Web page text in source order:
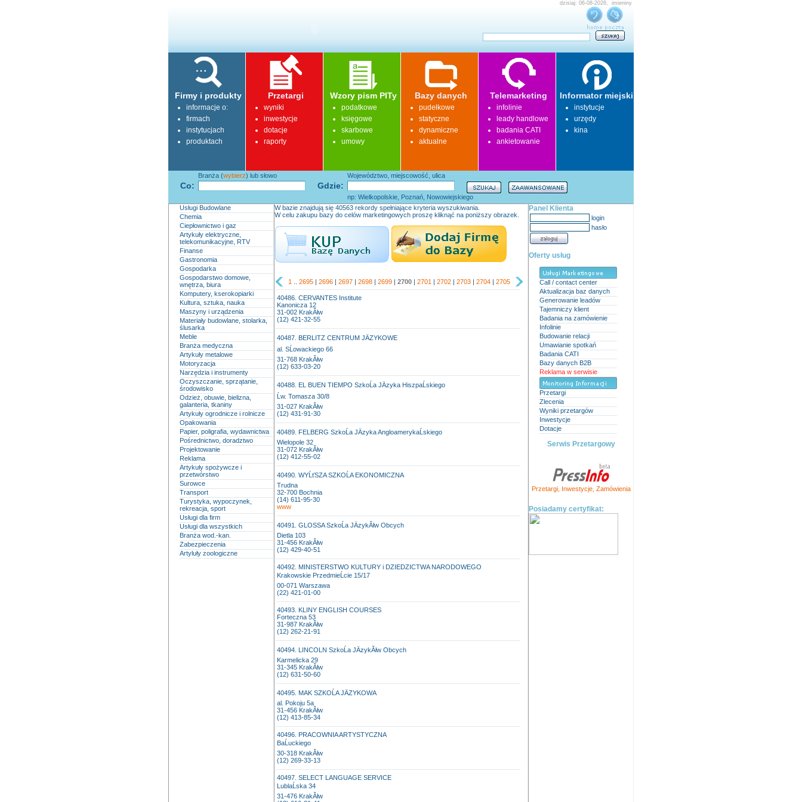
dzisiaj: 06-08-2026, imieniny
Firmy i produkty
informacje o:
firmach
instytucjach
produktach
Przetargi
wyniki
inwestycje
dotacje
raporty
Wzory pism PITy
podatkowe
księgowe
skarbowe
umowy
Bazy danych
pudełkowe
statyczne
dynamiczne
aktualne
Telemarketing
infolinie
leady handlowe
badania CATI
ankietowanie
Informator miejski
instytucje
urzędy
kina
Co: Gdzie:
Branża (wybierz) lub słowo Województwo, miejscowość, ulica
np: Wielkopolskie, Poznań, Nowowiejskiego
Usługi Budowlane
Chemia
Ciepłownictwo i gaz
Artykuły elektryczne,
telekomunikacyjne, RTV
Finanse
Gastronomia
Gospodarka
Gospodarstwo domowe,
wnętrza, biura
Komputery, kserokopiarki
Kultura, sztuka, nauka
Maszyny i urządzenia
Materiały budowlane, stolarka,
ślusarka
Meble
Branża medyczna
Artykuły metalowe
Motoryzacja
Narzędzia i instrumenty
Oczyszczanie, sprzątanie,
środowisko
Odzież, obuwie, bielizna,
galanteria, tkaniny
Artykuły ogrodnicze i rolnicze
Opakowania
Papier, poligrafia, wydawnictwa
Pośrednictwo, doradztwo
Projektowanie
Reklama
Artykuły spożywcze i
przetwórstwo
Surowce
Transport
Turystyka, wypoczynek,
rekreacja, sport
Usługi dla firm
Usługi dla wszystkich
Branża wod.-kan.
Zabezpieczenia
Artyluły zoologiczne
W bazie znajdują się 40563 rekordy spełniające kryteria wyszukiwania.
W celu zakupu bazy do celów marketingowych proszę kliknąć na poniższy obrazek.
1 2695 | 2696 | 2697 | 2698 | 2699 | 2700 | 2701 | 2702 | 2703 | 2704 | 2705
40486. CERVANTES Institute
Kanonicza 12
31-002 KrakĂłw
(12) 421-32-55
40487. BERLITZ CENTRUM JÄZYKOWE
al. SĹowackiego 66
31-768 KrakĂłw
(12) 633-03-20
40488. EL BUEN TIEMPO SzkoĹa JÄzyka HiszpaĹskiego
Ĺw. Tomasza 30/8
31-027 KrakĂłw
(12) 431-91-30
40489. FELBERG SzkoĹa JÄzyka AngloamerykaĹskiego
Wielopole 32
31-072 KrakĂłw
(12) 412-55-02
40490. WYĹťSZA SZKOĹA EKONOMICZNA
Trudna
32-700 Bochnia
(14) 611-95-30
www
40491. GLOSSA SzkoĹa JÄzykĂłw Obcych
Dietla 103
31-456 KrakĂłw
(12) 429-40-51
40492. MINISTERSTWO KULTURY i DZIEDZICTWA NARODOWEGO
Krakowskie PrzedmieĹcie 15/17
00-071 Warszawa
(22) 421-01-00
40493. KLINY ENGLISH COURSES
Forteczna 53
31-987 KrakĂłw
(12) 262-21-91
40494. LINCOLN SzkoĹa JÄzykĂłw Obcych
Karmelicka 29
31-345 KrakĂłw
(12) 631-50-60
40495. MAK SZKOĹA JÄZYKOWA
al. Pokoju 5a
31-456 KrakĂłw
(12) 413-85-34
40496. PRACOWNIA ARTYSTYCZNA
BaĹuckiego
30-318 KrakĂłw
(12) 269-33-13
40497. SELECT LANGUAGE SERVICE
LublaĹska 34
31-476 KrakĂłw
Panel Klienta
login
hasło
Oferty usług
Call / contact center
Aktualizacja baz danych
Generowanie leadów
Tajemniczy klient
Badania na zamówienie
Infolinie
Budowanie relacji
Umawianie spotkań
Badania CATI
Bazy danych B2B
Reklama w serwisie
Przetargi
Zlecenia
Wyniki przetargów
Inwestycje
Dotacje
Serwis Przetargowy
Przetargi, Inwestycje, Zamówienia
Posiadamy certyfikat: